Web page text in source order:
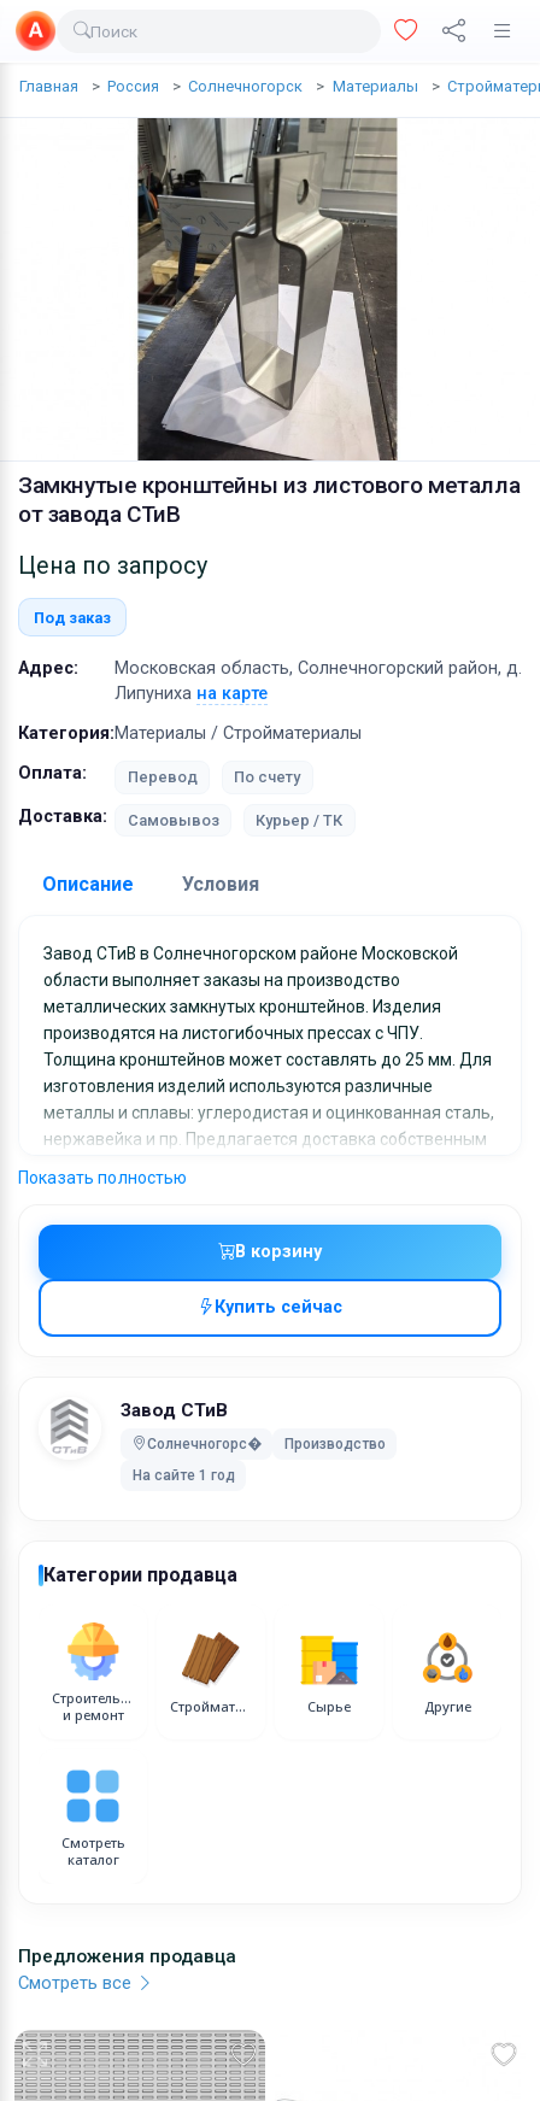
Поиск
Главная Россия Солнечногорск Материалы
Замкнутые кронштейны из листового металла
от завода СТиВ
В корзину
Купить сейчас
Завод СТиВ
Солнечногорс�
Производство
На сайте 1 год
Категории продавца
Строительство
и ремонт
Стройматериалы Сырье Другие
Смотреть
каталог
Цена по запросу
Под заказ
Адрес:
Московская область, Солнечногорский район, д.
Липуниха на карте
Категория:Материалы / Стройматериалы
Оплата:
Перевод По счету
Доставка: Самовывоз Курьер / ТК
Описание Условия
Завод СТиВ в Солнечногорском районе Московской
области выполняет заказы на производство
металлических замкнутых кронштейнов. Изделия
производятся на листогибочных прессах с ЧПУ.
Толщина кронштейнов может составлять до 25 мм. Для
изготовления изделий используются различные
металлы и сплавы: углеродистая и оцинкованная сталь,
нержавейка и пр. Предлагается доставка собственным
Ключевые слова:
замкнутые металлические кронштейны
Показать полностью
Доставка:
Адрес самовывоза:Московская область,
Солнечногорский район, д. Липуниха
Предложения продавца
Смотреть все
Доставка еды
Транспорт
Недвижимость
Личные вещи
Одежда и обувь
Электроника
Все для дома
Животные